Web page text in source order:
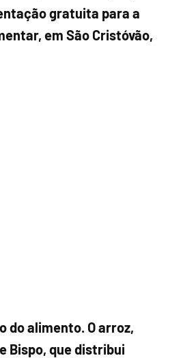
gratuita para a
em São Cristóvão,
do alimento. O arroz,
Bispo, que distribui